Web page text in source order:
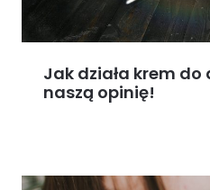
Jak działa krem do
naszą opinię!